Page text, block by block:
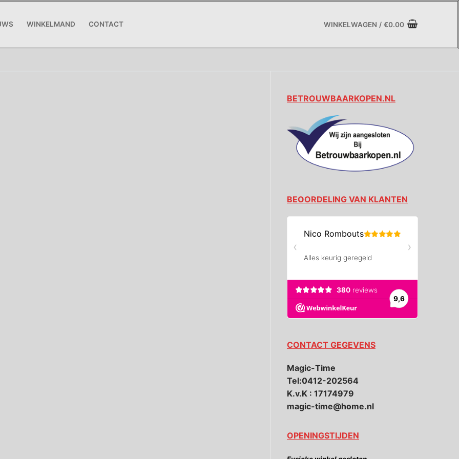
WINKELMAND CONTACT WINKELWAGEN / €0.00
BETROUWBAARKOPEN.NL
BEOORDELING VAN KLANTEN
CONTACT GEGEVENS
Magic-Time
Tel:0412-202564
K.v.K : 17174979
magic-time@home.nl
OPENINGSTIJDEN